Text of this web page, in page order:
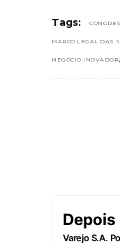
Tags:
MARCO LEGAL DAS
NEGÓCIO INOVADOR,